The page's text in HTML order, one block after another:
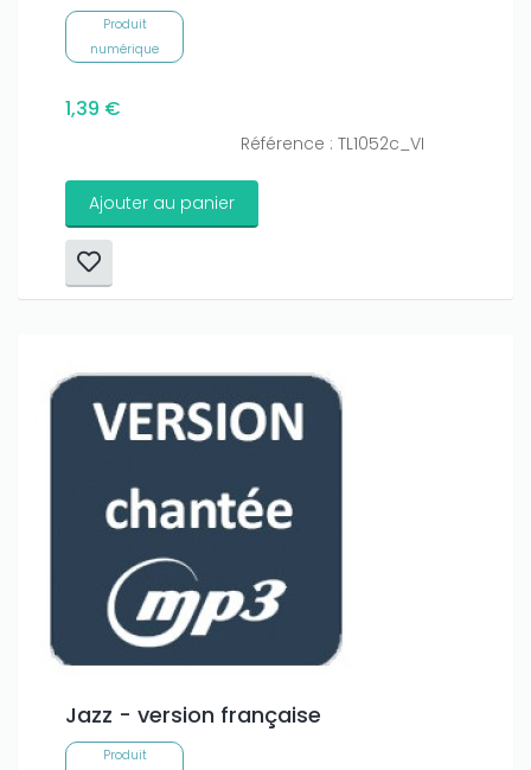
Produit
numérique
1,39 €
Référence : TL1052c_VI
Ajouter au panier
Jazz - version française
Produit